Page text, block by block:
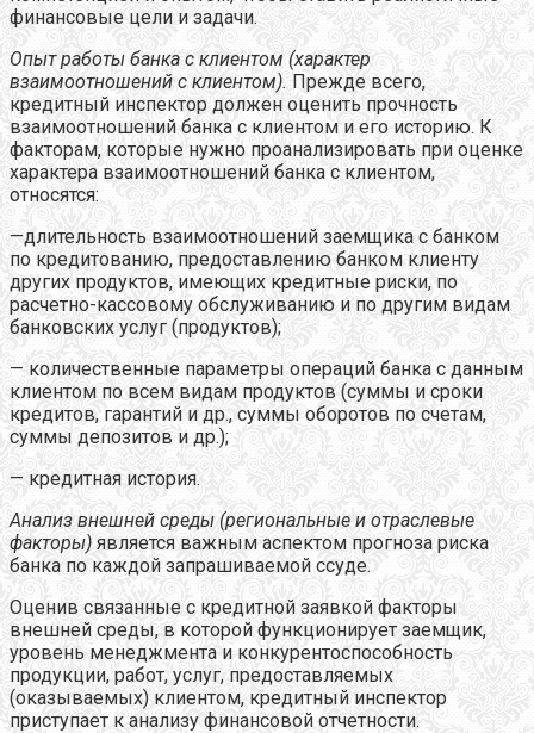
финансовые цели и задачи.
Опыт работы банка с клиентом (характер
взаимоотношений с клиентом). Прежде всего,
кредитный инспектор должен оценить прочность
взаимоотношений банка с клиентом и его историю. К
факторам, которые нужно проанализировать при оценке
характера взаимоотношений банка с клиентом,
относятся:
—длительность взаимоотношений заемщика с банком
по кредитованию, предоставлению банком клиенту
других продуктов, имеющих кредитные риски, по
расчетно-кассовому обслуживанию и по другим видам
банковских услуг (продуктов);
— количественные параметры операций банка с данным
клиентом по всем видам продуктов (суммы и сроки
кредитов, гарантий и др., суммы оборотов по счетам,
суммы депозитов и др.);
— кредитная история.
Анализ внешней среды (региональные и отраслевые
факторы) является важным аспектом прогноза риска
банка по каждой запрашиваемой ссуде.
Оценив связанные с кредитной заявкой факторы
внешней среды, в которой функционирует заемщик,
уровень менеджмента и конкурентоспособность
продукции, работ, услуг, предоставляемых
(оказываемых) клиентом, кредитный инспектор
приступает к анализу финансовой отчетности.